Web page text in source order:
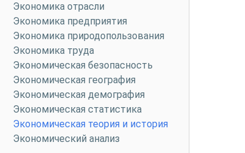
Экономика отрасли
Экономика предприятия
Экономика природопользования
Экономика труда
Экономическая безопасность
Экономическая география
Экономическая демография
Экономическая статистика
Экономическая теория и история
Экономический анализ